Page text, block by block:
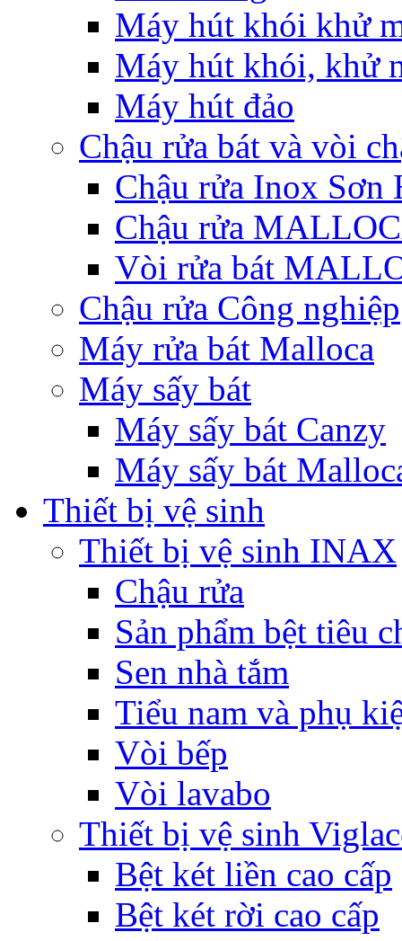
Máy hút khói khử
Máy hút khói, khử
Máy hút đảo
Chậu rửa bát và vòi
Chậu rửa Inox Sơn
Chậu rửa
Vòi rửa bát
Chậu rửa Công nghiệp
Máy rửa bát Malloca
Máy sấy bát
Máy sấy bát Canzy
Máy sấy bát
Thiết bị vệ sinh
Thiết bị vệ sinh INAX
Chậu rửa
Sản phẩm bệt tiêu
Sen nhà tắm
Tiểu nam và phụ
Vòi bếp
Vòi lavabo
Thiết bị vệ sinh
Bệt két liền cao cấp
Bệt két rời cao cấp